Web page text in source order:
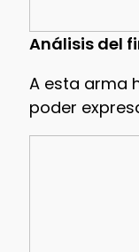
Análisis del
A esta arma
poder